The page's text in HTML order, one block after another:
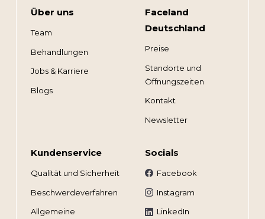
Über uns
Team
Behandlungen
Jobs & Karriere
Blogs
Faceland
Deutschland
Preise
Standorte und
Öffnungszeiten
Kontakt
Newsletter
Kundenservice
Qualität und Sicherheit
Beschwerdeverfahren
Allgemeine
Socials
Facebook
Instagram
LinkedIn